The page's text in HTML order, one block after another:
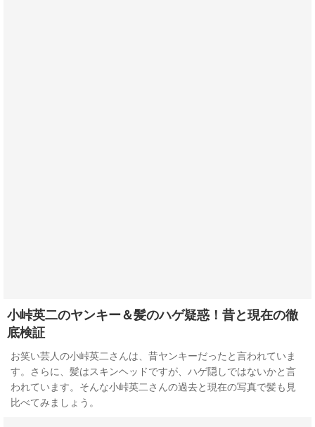
小峠英二のヤンキー＆髪のハゲ疑惑！昔と現在の徹
底検証
お笑い芸人の小峠英二さんは、昔ヤンキーだったと言われていま
す。さらに、髪はスキンヘッドですが、ハゲ隠しではないかと言
われています。そんな小峠英二さんの過去と現在の写真で髪も見
比べてみましょう。